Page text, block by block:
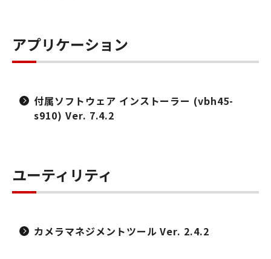
アプリケーション
付属ソフトウェア インストーラー (vbh45-
s910) Ver. 7.4.2
ユーティリティ
カメラマネジメントツール Ver. 2.4.2